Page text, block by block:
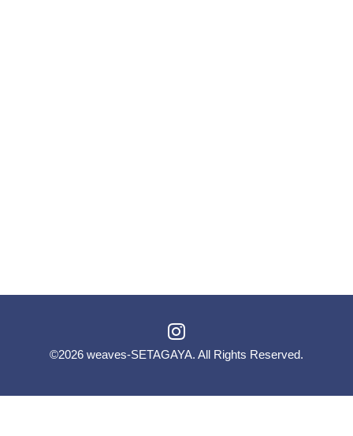
©2026 weaves-SETAGAYA. All Rights Reserved.